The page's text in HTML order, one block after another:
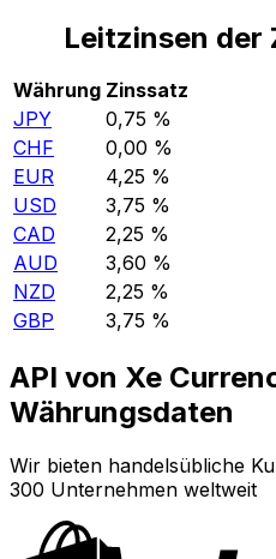
Leitzinsen der
Währung Zinssatz
JPY
0,75 %
CHF
0,00 %
EUR
4,25 %
USD
3,75 %
CAD
2,25 %
AUD
3,60 %
NZD
2,25 %
GBP
3,75 %
API von Xe
Währungsdaten
Wir bieten handelsübliche
300 Unternehmen weltweit